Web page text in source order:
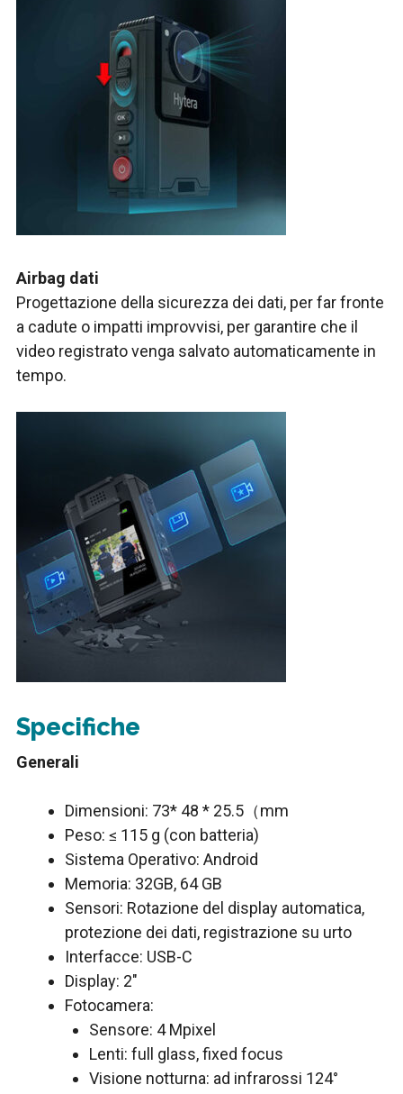
Airbag dati
Progettazione della sicurezza dei dati, per far fronte
a cadute o impatti improvvisi, per garantire che il
video registrato venga salvato automaticamente in
tempo.
Specifiche
Generali
Dimensioni: 73* 48 * 25.5（mm
Peso: ≤ 115 g (con batteria)
Sistema Operativo: Android
Memoria: 32GB, 64 GB
Sensori: Rotazione del display automatica,
protezione dei dati, registrazione su urto
Interfacce: USB-C
Display: 2″
Fotocamera:
Sensore: 4 Mpixel
Lenti: full glass, fixed focus
Visione notturna: ad infrarossi 124°